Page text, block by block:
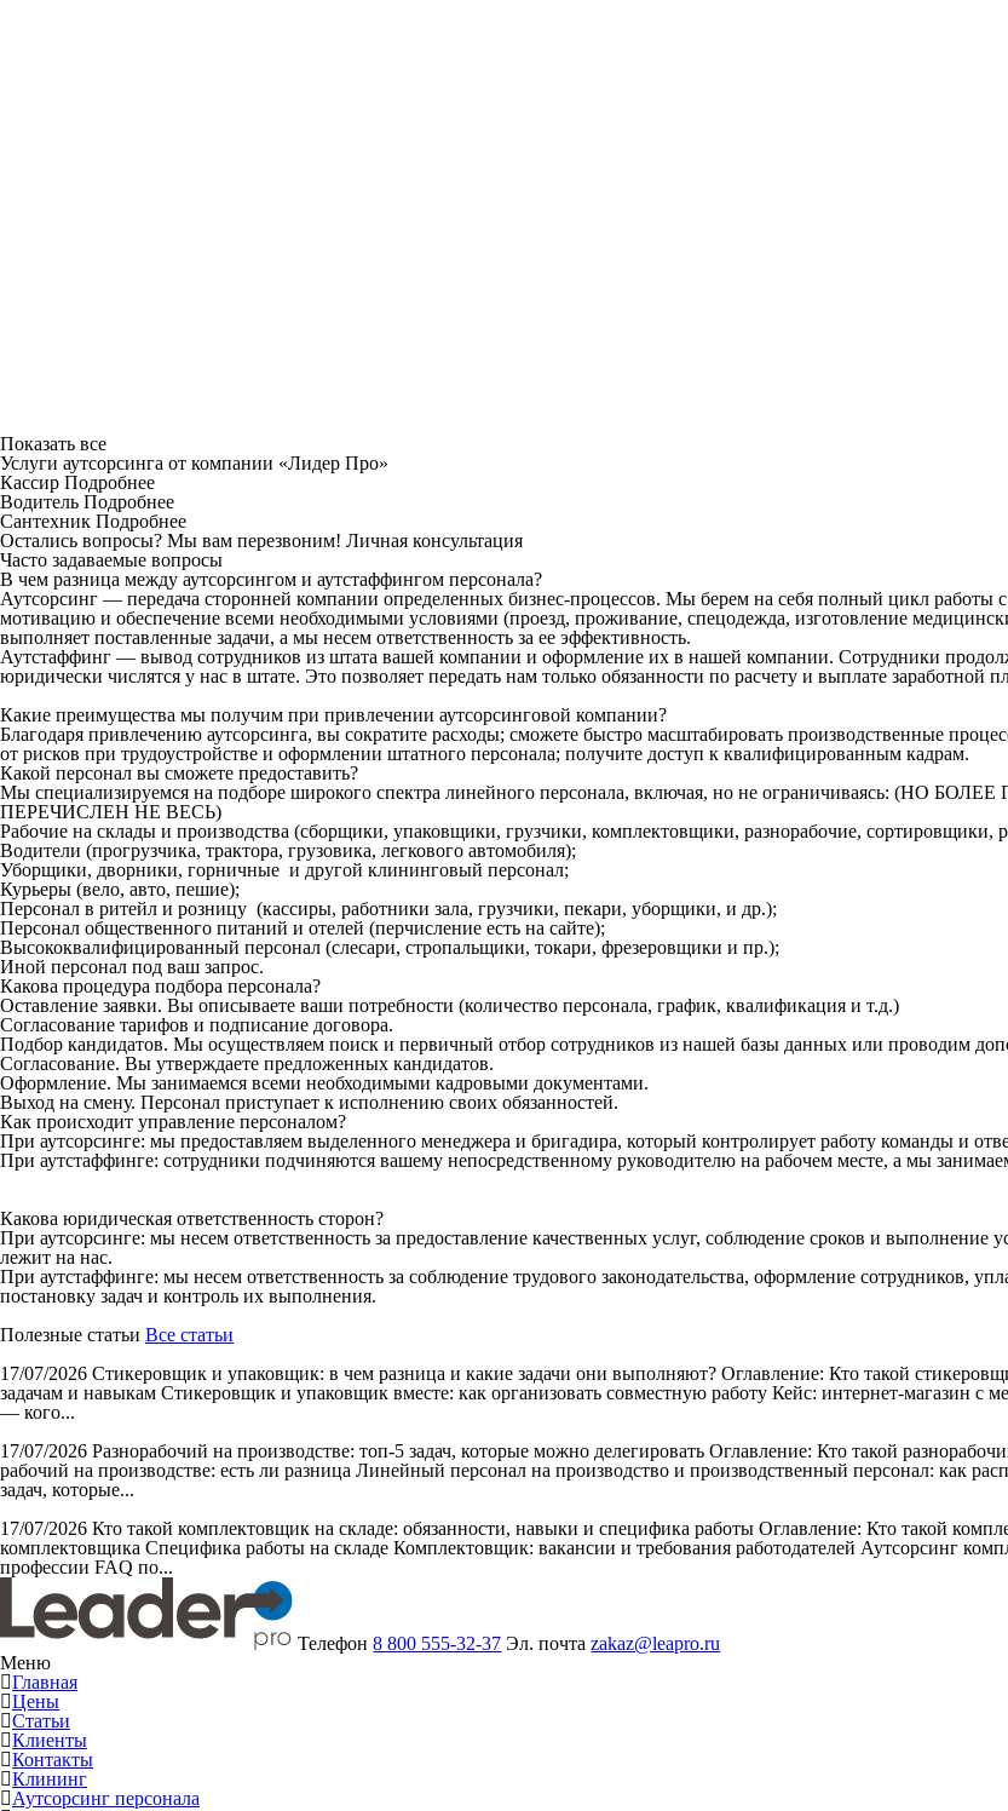
Показать все
Услуги аутсорсинга от компании «Лидер Про»
Кассир Подробнее
Водитель Подробнее
Сантехник Подробнее
Остались вопросы? Мы вам перезвоним! Личная консультация
Часто задаваемые вопросы
В чем разница между аутсорсингом и аутстаффингом персонала?
Аутсорсинг — передача сторонней компании определенных бизнес-процессов. Мы берем на себя полный цикл
мотивацию и обеспечение всеми необходимыми условиями (проезд, проживание, спецодежда, изготовление
выполняет поставленные задачи, а мы несем ответственность за ее эффективность.
Аутстаффинг — вывод сотрудников из штата вашей компании и оформление их в нашей компании. Сотрудники
юридически числятся у нас в штате. Это позволяет передать нам только обязанности по расчету и выплате
Какие преимущества мы получим при привлечении аутсорсинговой компании?
Благодаря привлечению аутсорсинга, вы сократите расходы; сможете быстро масштабировать производственные
от рисков при трудоустройстве и оформлении штатного персонала; получите доступ к квалифицированным кадрам.
Какой персонал вы сможете предоставить?
Мы специализируемся на подборе широкого спектра линейного персонала, включая, но не ограничиваясь:
ПЕРЕЧИСЛЕН НЕ ВЕСЬ)
Рабочие на склады и производства (сборщики, упаковщики, грузчики, комплектовщики, разнорабочие, сортировщики,
Водители (прогрузчика, трактора, грузовика, легкового автомобиля);
Уборщики, дворники, горничные и другой клининговый персонал;
Курьеры (вело, авто, пешие);
Персонал в ритейл и розницу (кассиры, работники зала, грузчики, пекари, уборщики, и др.);
Персонал общественного питаний и отелей (перчисление есть на сайте);
Высококвалифицированный персонал (слесари, стропальщики, токари, фрезеровщики и пр.);
Иной персонал под ваш запрос.
Какова процедура подбора персонала?
Оставление заявки. Вы описываете ваши потребности (количество персонала, график, квалификация и т.д.)
Согласование тарифов и подписание договора.
Подбор кандидатов. Мы осуществляем поиск и первичный отбор сотрудников из нашей базы данных или проводим
Согласование. Вы утверждаете предложенных кандидатов.
Оформление. Мы занимаемся всеми необходимыми кадровыми документами.
Выход на смену. Персонал приступает к исполнению своих обязанностей.
Как происходит управление персоналом?
При аутсорсинге: мы предоставляем выделенного менеджера и бригадира, который контролирует работу команды и
При аутстаффинге: сотрудники подчиняются вашему непосредственному руководителю на рабочем месте, а мы
Какова юридическая ответственность сторон?
При аутсорсинге: мы несем ответственность за предоставление качественных услуг, соблюдение сроков и выполнение
лежит на нас.
При аутстаффинге: мы несем ответственность за соблюдение трудового законодательства, оформление сотрудников,
постановку задач и контроль их выполнения.
Полезные статьи Все статьи
17/07/2026 Стикеровщик и упаковщик: в чем разница и какие задачи они выполняют? Оглавление: Кто такой
задачам и навыкам Стикеровщик и упаковщик вместе: как организовать совместную работу Кейс: интернет-магазин с
— кого...
17/07/2026 Разнорабочий на производстве: топ-5 задач, которые можно делегировать Оглавление: Кто такой
рабочий на производстве: есть ли разница Линейный персонал на производство и производственный персонал: как
задач, которые...
17/07/2026 Кто такой комплектовщик на складе: обязанности, навыки и специфика работы Оглавление: Кто такой
комплектовщика Специфика работы на складе Комплектовщик: вакансии и требования работодателей Аутсорсинг
профессии FAQ по...
Телефон8 800 555-32-37 Эл. почтаzakaz@leapro.ru
Меню
Главная
Цены
Статьи
Клиенты
Контакты
Клининг
Аутсорсинг персонала